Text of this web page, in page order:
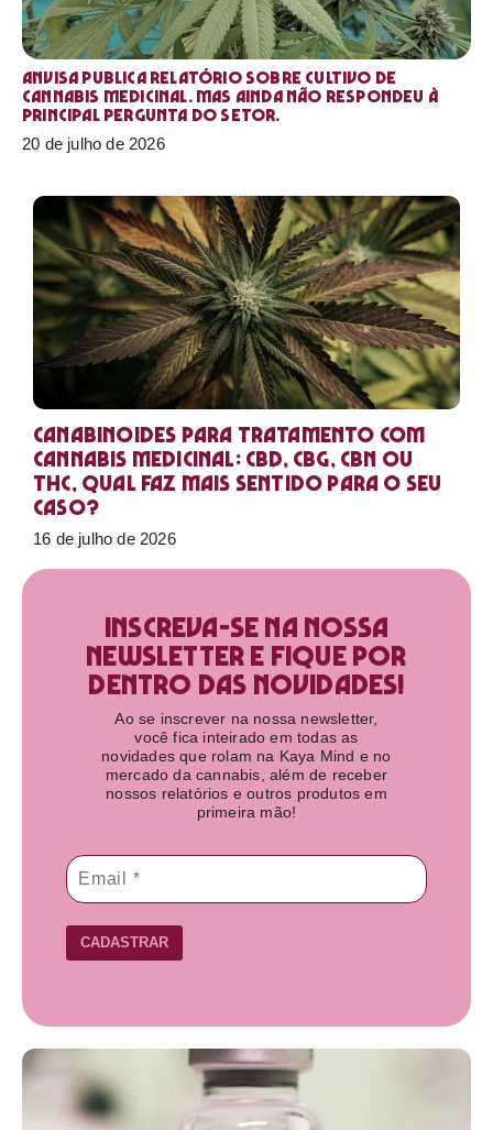
Anvisa publica relatório sobre cultivo de
Cannabis medicinal. Mas ainda não respondeu à
principal pergunta do setor.
20 de julho de 2026
Canabinoides para tratamento com
cannabis medicinal: CBD, CBG, CBN ou
THC, qual faz mais sentido para o seu
caso?
16 de julho de 2026
Inscreva-se na nossa
newsletter e fique por
dentro das novidades!​
Ao se inscrever na nossa newsletter,
você fica inteirado em todas as
novidades que rolam na Kaya Mind e no
mercado da cannabis, além de receber
nossos relatórios e outros produtos em
primeira mão!
CADASTRAR